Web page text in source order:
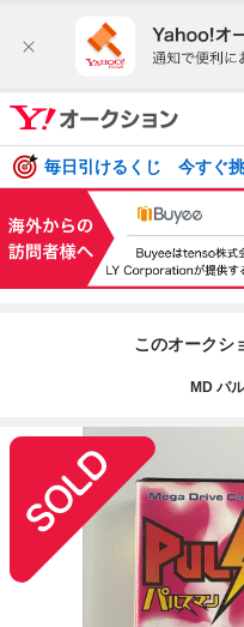
毎日引けるくじ 今すぐ
このオークシ
MD パ